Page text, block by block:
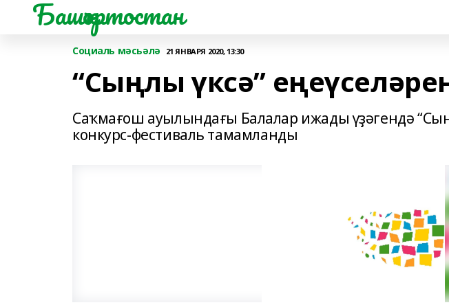
Башҡортостан
Социаль мәсьәлә 21 ЯНВАРЯ 2020, 13:30
“Сыңлы үксә”
Саҡмағош ауылындағы Балалар ижады үҙәгендә
конкурс-фестиваль тамамланды